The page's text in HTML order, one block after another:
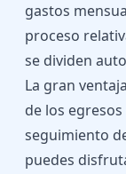
gastos
proceso
se dividen
La gran
de los
seguimiento
puedes